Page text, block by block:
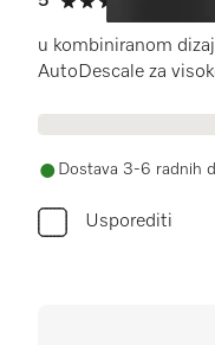
5 od 5
u kombiniranom
AutoDescale za
Dostava 3-6 radnih
Usporediti